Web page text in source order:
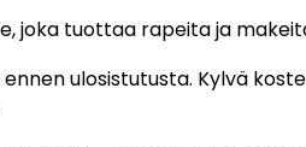
joka tuottaa rapeita ja
ulosistutusta. Kylvä